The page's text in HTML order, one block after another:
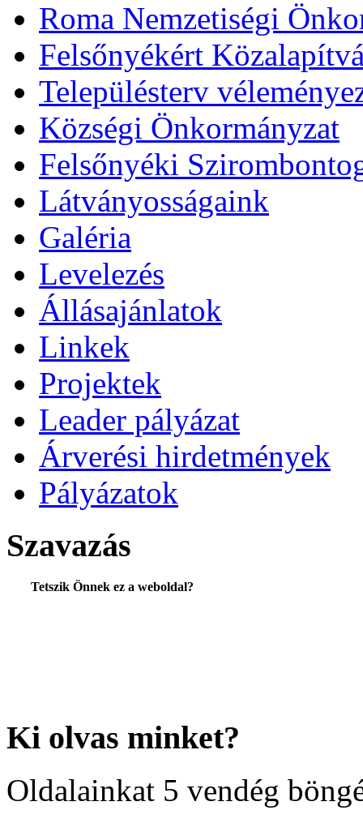
Roma Nemzetiségi
Felsőnyékért
Településterv
Községi Önkormányzat
Felsőnyéki
Látványosságaink
Galéria
Levelezés
Állásajánlatok
Linkek
Projektek
Leader pályázat
Árverési hirdetmények
Pályázatok
Szavazás
Tetszik Önnek ez a weboldal?
Ki olvas minket?
Oldalainkat 5 vendég